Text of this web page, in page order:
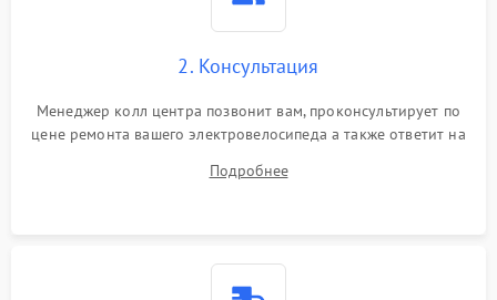
2. Консультация
Менеджер колл центра позвонит вам, проконсультирует по
цене ремонта вашего электровелосипеда а также ответит на
Подробнее